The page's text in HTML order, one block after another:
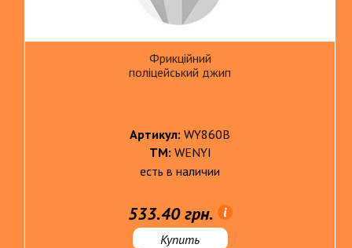
Фрикційний
поліцейський джип
Артикул: WY860B
ТМ: WENYI
есть в наличии
533.40 грн.
Купить